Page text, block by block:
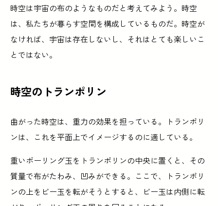
時空は宇宙の布のようなものだと考えてみよう。時空
は、私たちが暮らす空間を構成しているものだ。時空が
なければ、宇宙は存在しないし、それはとても楽しいこ
とではない。
時空のトランポリン
曲がった時空は、重力の効果を担っている。トランポリ
ンは、これを平面上でイメージするのに適している。
重いボーリング玉をトランポリンの中央に置くと、その
質量で布がたわみ、凹みができる。ここで、トランポリ
ンの上をビー玉を転がそうとすると、ビー玉は内側に転